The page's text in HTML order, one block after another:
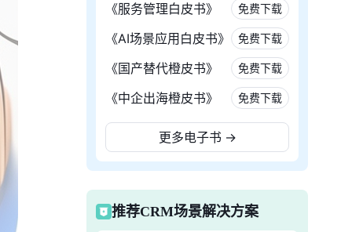
《服务管理白皮书》 免费下载
《AI场景应用白皮书》 免费下载
《国产替代橙皮书》 免费下载
《中企出海橙皮书》 免费下载
更多电子书 →
推荐CRM场景解决方案